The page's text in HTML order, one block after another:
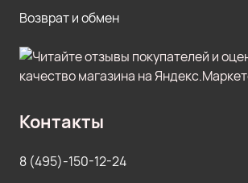
Возврат и обмен
Контакты
8 (495)-150-12-24